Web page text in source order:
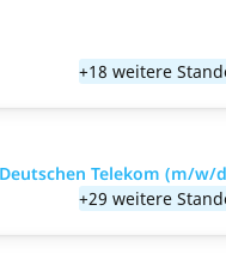
+18 weitere
Telekom (m/w/
+29 weitere